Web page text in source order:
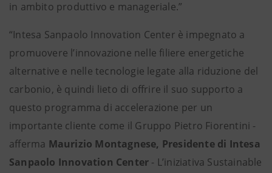
in ambito produttivo e manageriale.”
“Intesa Sanpaolo Innovation Center è impegnato a
promuovere l’innovazione nelle filiere energetiche
alternative e nelle tecnologie legate alla riduzione del
carbonio, è quindi lieto di offrire il suo supporto a
questo programma di accelerazione per un
importante cliente come il Gruppo Pietro Fiorentini -
afferma Maurizio Montagnese, Presidente di Intesa
Sanpaolo Innovation Center - L’iniziativa Sustainable